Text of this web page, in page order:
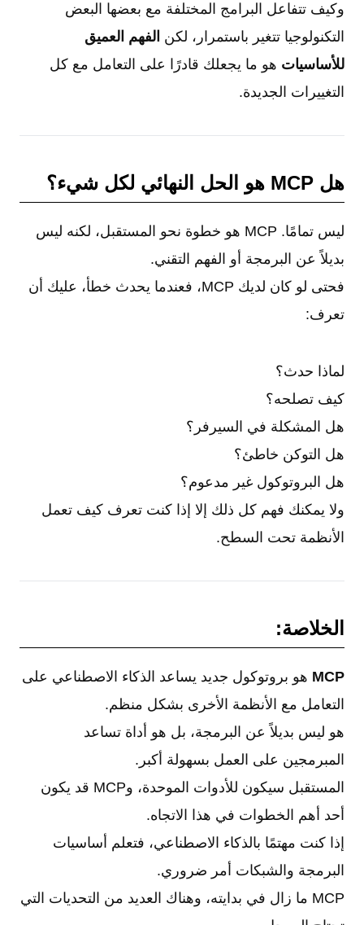
وكيف تتفاعل البرامج المختلفة مع بعضها البعض
التكنولوجيا تتغير باستمرار، لكن الفهم العميق
للأساسيات هو ما يجعلك قادرًا على التعامل مع كل
التغييرات الجديدة.
هل MCP هو الحل النهائي لكل شيء؟
ليس تمامًا. MCP هو خطوة نحو المستقبل، لكنه ليس
بديلاً عن البرمجة أو الفهم التقني.
فحتى لو كان لديك MCP، فعندما يحدث خطأ، عليك أن
تعرف:
لماذا حدث؟
كيف تصلحه؟
هل المشكلة في السيرفر؟
هل التوكن خاطئ؟
هل البروتوكول غير مدعوم؟
ولا يمكنك فهم كل ذلك إلا إذا كنت تعرف كيف تعمل
الأنظمة تحت السطح.
الخلاصة:
MCP هو بروتوكول جديد يساعد الذكاء الاصطناعي على
التعامل مع الأنظمة الأخرى بشكل منظم.
هو ليس بديلاً عن البرمجة، بل هو أداة تساعد
المبرمجين على العمل بسهولة أكبر.
المستقبل سيكون للأدوات الموحدة، وMCP قد يكون
أحد أهم الخطوات في هذا الاتجاه.
إذا كنت مهتمًا بالذكاء الاصطناعي، فتعلم أساسيات
البرمجة والشبكات أمر ضروري.
MCP ما زال في بدايته، وهناك العديد من التحديات التي